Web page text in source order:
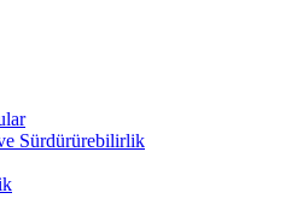
Sürdürürebilirlik